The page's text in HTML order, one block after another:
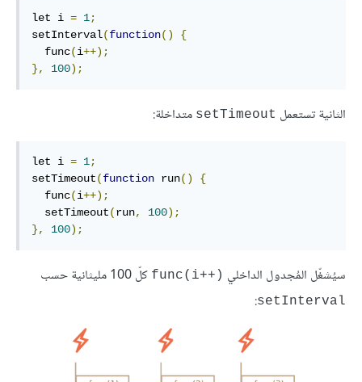
let i = 1;
setInterval(function()
{
  func
(i++);
},
100);
الثانية تستعمل ‎setTimeout‎ متداخلة:
let i = 1;
setTimeout(function run()
{
  func
(i++);
  setTimeout
(run, 100);
},
100);
سيُشغّل المُجدول الداخلي ‎func(i++)‎ كلّ 100 مليثانية حسب
‎setInterval‎
: